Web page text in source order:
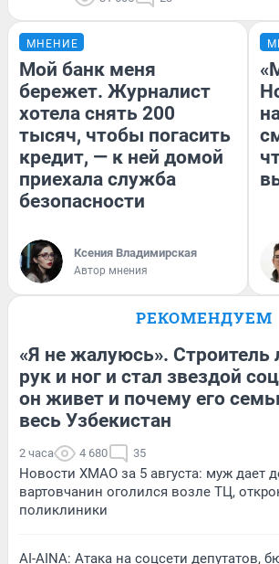
МНЕНИЕ
Мой банк меня
бережет. Журналист
хотела снять 200
тысяч, чтобы погасить
кредит, — к ней домой
приехала служба
безопасности
Ксения Владимирская
Автор мнения
РЕКОМЕНДУЕМ
«Я не жалуюсь». Строитель
рук и ног и стал звездой
он живет и почему его
весь Узбекистан
2 часа 4 680 35
Новости ХМАО за 5 августа: муж дает
вартовчанин оголился возле ТЦ,
поликлиники
AI-AINA: Атака на соцсети депутатов,